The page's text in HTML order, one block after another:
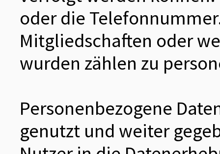
oder die
Mitgliedschaften oder
wurden zählen zu
Personenbezogene
genutzt und weiter